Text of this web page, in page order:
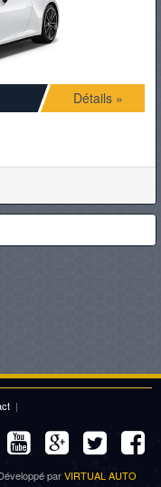
Détails »
|
parVIRTUAL AUTO